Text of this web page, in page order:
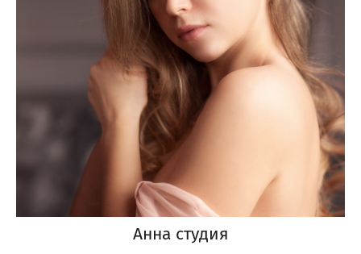
Анна студия